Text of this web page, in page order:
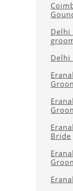
Delhi
Delhi
Bride